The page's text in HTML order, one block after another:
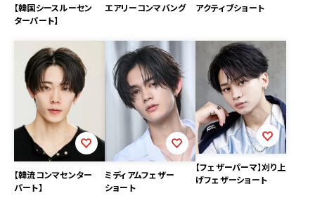
【韓国シースルーセン
ターパート】
エアリーコンマバング アクティブショート
【韓流コンマセンター
パート】
ミディアムフェザー
ショート
【フェザーパーマ】刈り上
げフェザーショート